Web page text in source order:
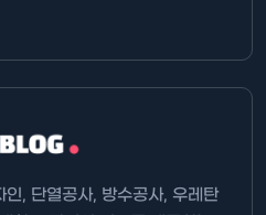
, 단열공사, 방수공사, 우레탄